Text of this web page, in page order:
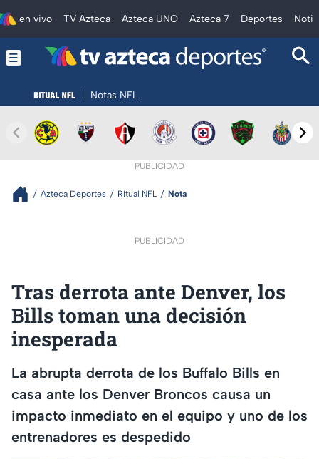
en vivo TV Azteca Azteca UNO Azteca 7 Deportes
Notas NFL
PUBLICIDAD
Azteca Deportes Ritual NFL Nota
PUBLICIDAD
Tras derrota ante Denver, los
Bills toman una decisión
inesperada
La abrupta derrota de los Buffalo Bills en
casa ante los Denver Broncos causa un
impacto inmediato en el equipo y uno de los
entrenadores es despedido